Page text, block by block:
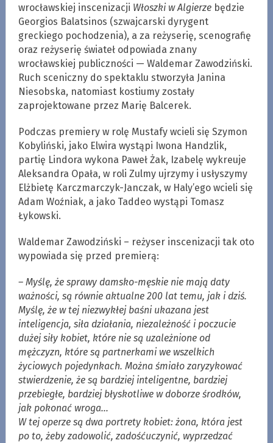
wrocławskiej inscenizacji Włoszki w Algierzebędzie
Georgios Balatsinos (szwajcarski dyrygent
greckiego pochodzenia), a za reżyserię, scenografię
oraz reżyserię świateł odpowiada znany
wrocławskiej publiczności — Waldemar Zawodziński.
Ruch sceniczny do spektaklu stworzyła Janina
Niesobska, natomiast kostiumy zostały
zaprojektowane przez Marię Balcerek.
Podczas premiery w rolę Mustafy wcieli się Szymon
Kobyliński, jako Elwira wystąpi Iwona Handzlik,
partię Lindora wykona Paweł Żak, Izabelę wykreuje
Aleksandra Opała, w roli Zulmy ujrzymy i usłyszymy
Elżbietę Karczmarczyk-Janczak, w Haly’ego wcieli się
Adam Woźniak, a jako Taddeo wystąpi Tomasz
Łykowski.
Waldemar Zawodziński – reżyser inscenizacji tak oto
wypowiada się przed premierą:
– Myślę, że sprawy damsko-męskie nie mają daty
ważności, są równie aktualne 200 lat temu, jak i dziś.
Myślę, że w tej niezwykłej baśni ukazana jest
inteligencja, siła działania, niezależność i poczucie
dużej siły kobiet, które nie są uzależnione od
mężczyzn, które są partnerkami we wszelkich
życiowych pojedynkach. Można śmiało zaryzykować
stwierdzenie, że są bardziej inteligentne, bardziej
przebiegłe, bardziej błyskotliwe w doborze środków,
jak pokonać wroga…
W tej operze są dwa portrety kobiet: żona, która jest
po to, żeby zadowolić, zadośćuczynić, wyprzedzać